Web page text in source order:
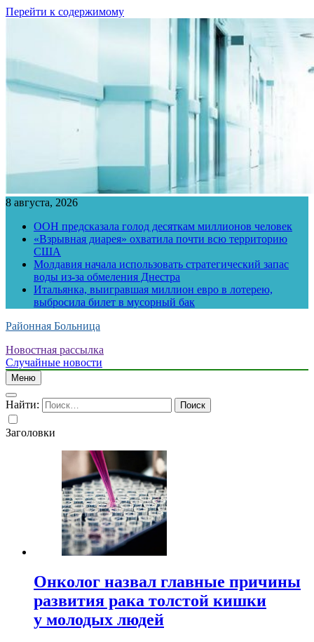
Перейти к содержимому
8 августа, 2026
ООН предсказала голод десяткам миллионов человек
«Взрывная диарея» охватила почти всю территорию
США
Молдавия начала использовать стратегический запас
воды из-за обмеления Днестра
Итальянка, выигравшая миллион евро в лотерею,
выбросила билет в мусорный бак
Районная Больница
Новостная рассылка
Случайные новости
Меню
Найти:
Заголовки
Онколог назвал главные причины
развития рака толстой кишки
у молодых людей